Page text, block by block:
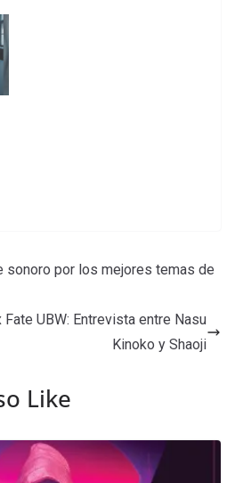
sonoro por los mejores temas de
Fate UBW: Entrevista entre Nasu
Kinoko y Shaoji
Like